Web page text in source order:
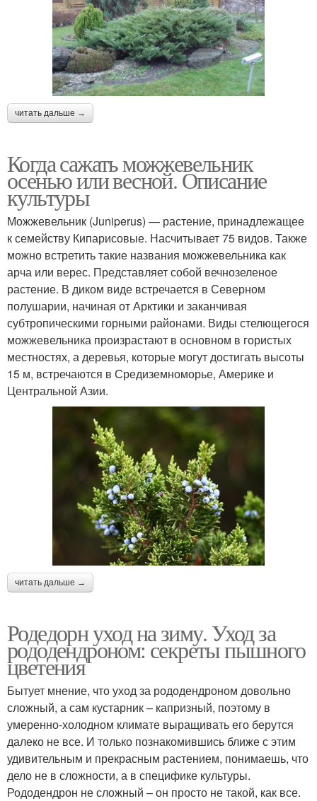
читать дальше →
Когда сажать можжевельник
осенью или весной. Описание
культуры
Можжевельник (Juniperus) — растение, принадлежащее
к семейству Кипарисовые. Насчитывает 75 видов. Также
можно встретить такие названия можжевельника как
арча или верес. Представляет собой вечнозеленое
растение. В диком виде встречается в Северном
полушарии, начиная от Арктики и заканчивая
субтропическими горными районами. Виды стелющегося
можжевельника произрастают в основном в гористых
местностях, а деревья, которые могут достигать высоты
15 м, встречаются в Средиземноморье, Америке и
Центральной Азии.
читать дальше →
Родедорн уход на зиму. Уход за
рододендроном: секреты пышного
цветения
Бытует мнение, что уход за рододендроном довольно
сложный, а сам кустарник – капризный, поэтому в
умеренно-холодном климате выращивать его берутся
далеко не все. И только познакомившись ближе с этим
удивительным и прекрасным растением, понимаешь, что
дело не в сложности, а в специфике культуры.
Рододендрон не сложный – он просто не такой, как все.